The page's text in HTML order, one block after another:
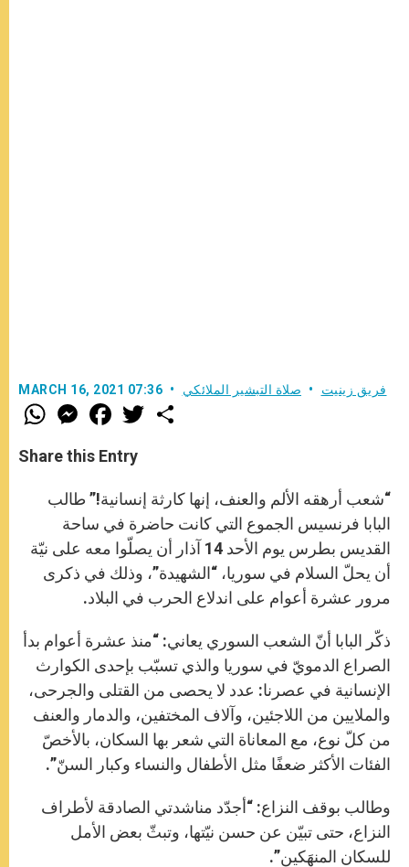
MARCH 16, 2021 07:36 فريق زينيت صلاة التبشير الملائكي
W
h
t
s
p
M
e
s
e
g
e
r
F
a
e
b
o
k
w
r
Share this Entry
“شعب أرهقه الألم والعنف، إنها كارثة إنسانية!” طالب
البابا فرنسيس الجموع التي كانت حاضرة في ساحة
القديس بطرس يوم الأحد 14 آذار أن يصلّوا معه على نيّة
أن يحلّ السلام في سوريا، “الشهيدة”، وذلك في ذكرى
مرور عشرة أعوام على اندلاع الحرب في البلاد.
ذكّر البابا أنّ الشعب السوري يعاني: “منذ عشرة أعوام بدأ
الصراع الدمويّ في سوريا والذي تسبّب بإحدى الكوارث
الإنسانية في عصرنا: عدد لا يحصى من القتلى والجرحى،
والملايين من اللاجئين، وآلاف المختفين، والدمار والعنف
من كلّ نوع، مع المعاناة التي شعر بها السكان، بالأخصّ
الفئات الأكثر ضعفًا مثل الأطفال والنساء وكبار السنّ”.
وطالب بوقف النزاع: “أجدّد مناشدتي الصادقة لأطراف
النزاع، حتى تبيّن عن حسن نيّتها، وتبثّ بعض الأمل
للسكان المنهَكين”.